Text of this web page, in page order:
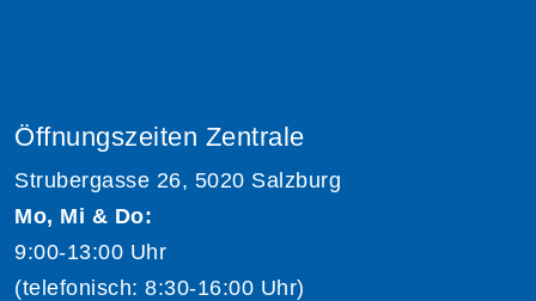
Öffnungszeiten Zentrale
Strubergasse 26, 5020 Salzburg
Mo, Mi & Do:
9:00-13:00 Uhr
(telefonisch: 8:30-16:00 Uhr)